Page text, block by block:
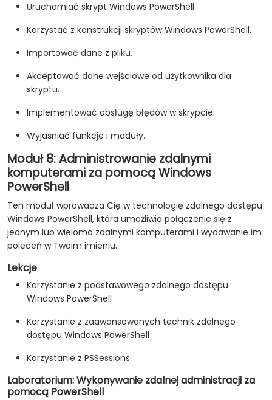
Uruchamiać skrypt Windows PowerShell.
Korzystać z konstrukcji skryptów Windows PowerShell.
Importować dane z pliku.
Akceptować dane wejściowe od użytkownika dla
skryptu.
Implementować obsługę błędów w skrypcie.
Wyjaśniać funkcje i moduły.
Moduł 8: Administrowanie zdalnymi
komputerami za pomocą Windows
PowerShell
Ten moduł wprowadza Cię w technologię zdalnego dostępu
Windows PowerShell, która umożliwia połączenie się z
jednym lub wieloma zdalnymi komputerami i wydawanie im
poleceń w Twoim imieniu.
Lekcje
Korzystanie z podstawowego zdalnego dostępu
Windows PowerShell
Korzystanie z zaawansowanych technik zdalnego
dostępu Windows PowerShell
Korzystanie z PSSessions
Laboratorium: Wykonywanie zdalnej administracji za
pomocą PowerShell